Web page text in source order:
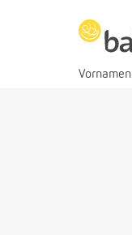
Vornamen